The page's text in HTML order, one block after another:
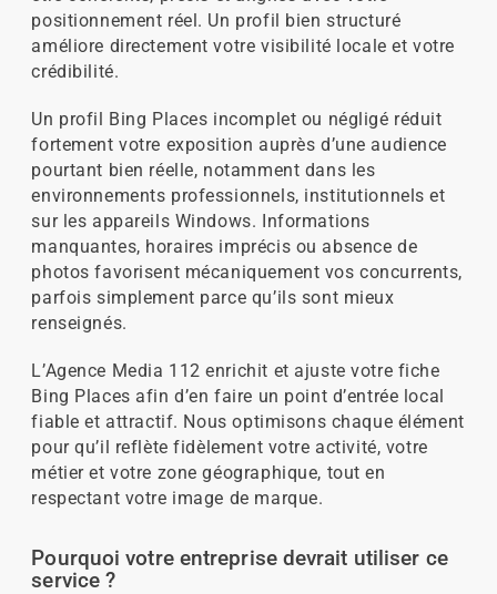
positionnement réel. Un profil bien structuré
améliore directement votre visibilité locale et votre
crédibilité.
Un profil Bing Places incomplet ou négligé réduit
fortement votre exposition auprès d’une audience
pourtant bien réelle, notamment dans les
environnements professionnels, institutionnels et
sur les appareils Windows. Informations
manquantes, horaires imprécis ou absence de
photos favorisent mécaniquement vos concurrents,
parfois simplement parce qu’ils sont mieux
renseignés.
L’Agence Media 112 enrichit et ajuste votre fiche
Bing Places afin d’en faire un point d’entrée local
fiable et attractif. Nous optimisons chaque élément
pour qu’il reflète fidèlement votre activité, votre
métier et votre zone géographique, tout en
respectant votre image de marque.
Pourquoi votre entreprise devrait utiliser ce
service ?